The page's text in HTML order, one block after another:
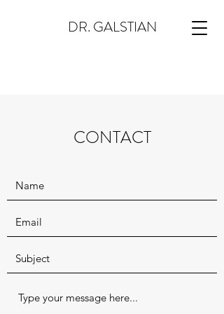
DR. GALSTIAN
CONTACT